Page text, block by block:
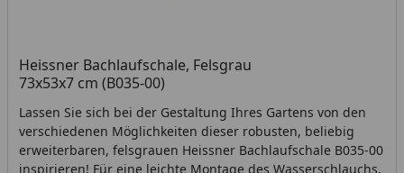
Heissner Bachlaufschale, Felsgrau
73x53x7 cm (B035-00)
Lassen Sie sich bei der Gestaltung Ihres Gartens von den
verschiedenen Möglichkeiten dieser robusten, beliebig
erweiterbaren, felsgrauen Heissner Bachlaufschale B035-00
inspirieren! Für eine leichte Montage des Wasserschlauchs,